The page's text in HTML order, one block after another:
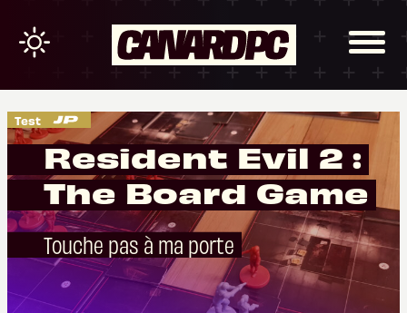
Test
Resident Evil 2 :
The Board Game
Touche pas à ma porte